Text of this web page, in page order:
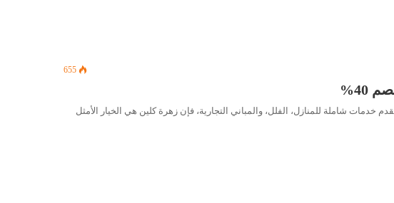
655
شاملة للمنازل، الفلل، والمباني التجارية، فإن زهرة كلين هي الخيار الأمثل